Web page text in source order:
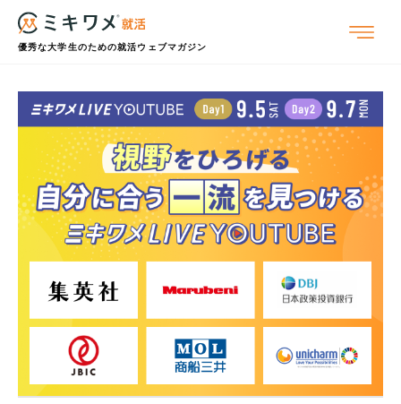
優秀な大学生のための就活ウェブマガジン